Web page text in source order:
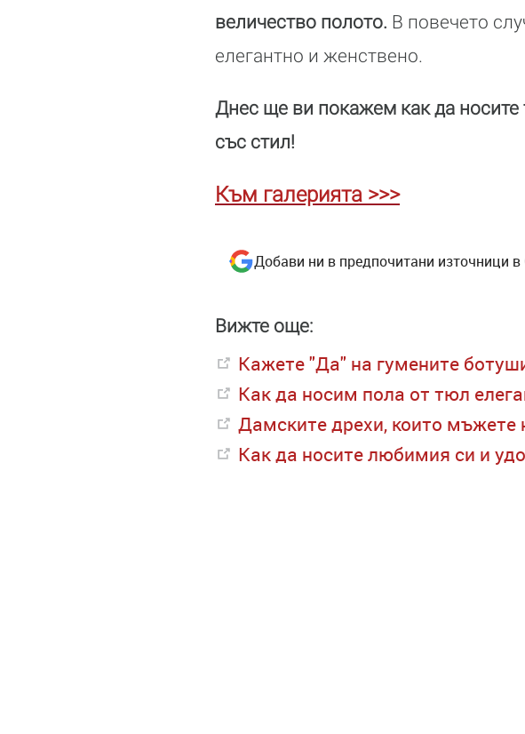
величество полото. В повечето
елегантно и женствено.
Днес ще ви покажем как да носите
със стил!
Към галерията >>>
Добави ни в предпочитани източници в
Вижте още:
Кажете "Да" на гумените
Как да носим пола от тюл
Дамските дрехи, които мъжете
Как да носите любимия си и